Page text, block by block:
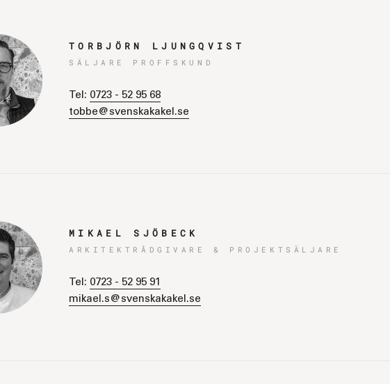
TORBJÖRN LJUNGQVIST
SÄLJARE PROFFSKUND
Tel: 0723 - 52 95 68
tobbe@svenskakakel.se
MIKAEL SJÖBECK
ARKITEKTRÅDGIVARE & PROJEKTSÄLJARE
Tel: 0723 - 52 95 91
mikael.s@svenskakakel.se